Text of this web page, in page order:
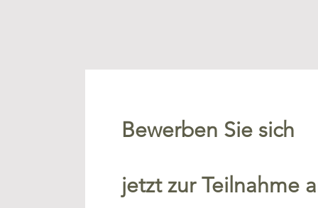
Bewerben Sie sich
jetzt zur Teilnahme